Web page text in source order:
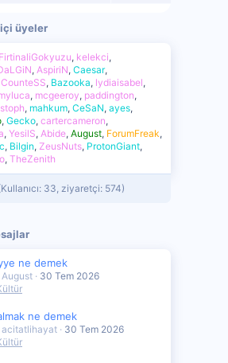
üyeler
FirtinaliGokyuzu kelekci
AspiriN Caesar
CounteSS Bazooka lydiaisabel
mcgeeroy paddington
mahkum CeSaN ayes
Gecko cartercameron
YesilS Abide August ForumFreak
Bilgin ZeusNuts ProtonGiant
TheZenith
33, ziyaretçi: 574)
ne demek
August
30 Tem 2026
ne demek
acitatlihayat
30 Tem 2026